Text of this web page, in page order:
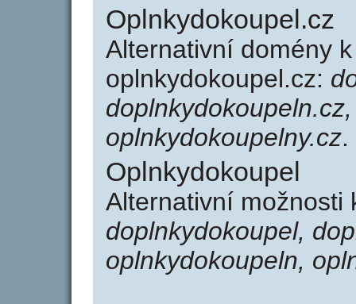
Oplnkydokoupel.cz
Alternativní domény
oplnkydokoupel.cz:
oplnkydokoupelny.cz.
Oplnkydokoupel
Alternativní možnosti
doplnkydokoupel,
oplnkydokoupeln,